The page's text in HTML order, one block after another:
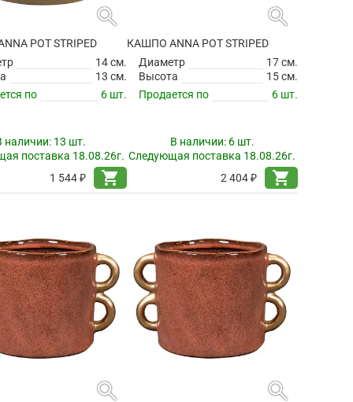
search
POT STRIPED
14 см.
13 см.
по
6 шт.
наличии: 13 шт.
поставка 18.08.26г.
1 544 ₽
shopping_cart
search
КАШПО ANNA POT STRIPED
Диаметр
17 см.
Высота
15 см.
Продается по
6 шт.
В наличии: 6 шт.
Следующая поставка 18.08.26г.
2 404 ₽
shopping_cart
search search